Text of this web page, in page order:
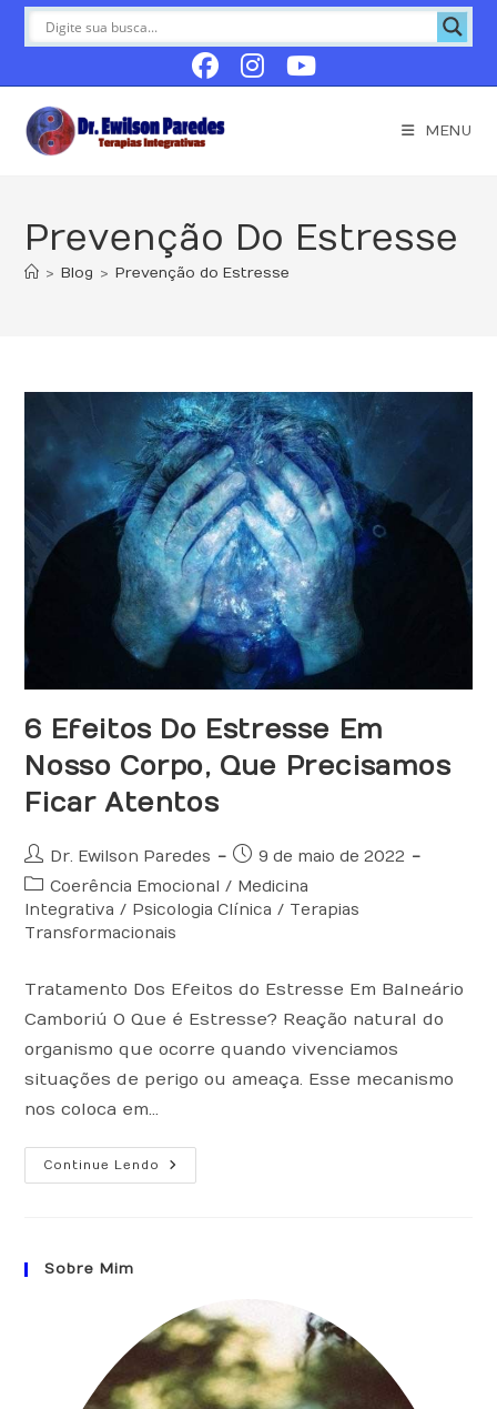
para
MENU
Prevenção Do Estresse
> Blog > Prevenção do Estresse
6 Efeitos Do Estresse Em
Nosso Corpo, Que Precisamos
Ficar Atentos
Autor
do
post:
Dr. Ewilson Paredes
Post
publicado:
9 de maio de 2022
Categoria
do
post:
Coerência Emocional / Medicina
Integrativa / Psicologia Clínica / Terapias
Transformacionais
Tratamento Dos Efeitos do Estresse Em Balneário
Camboriú O Que é Estresse? Reação natural do
organismo que ocorre quando vivenciamos
situações de perigo ou ameaça. Esse mecanismo
nos coloca em…
Continue Lendo
6
Efeitos
Ficar
Atentos
Sobre Mim